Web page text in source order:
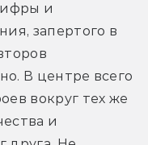
и
запертого в
В центре всего
вокруг тех же
и